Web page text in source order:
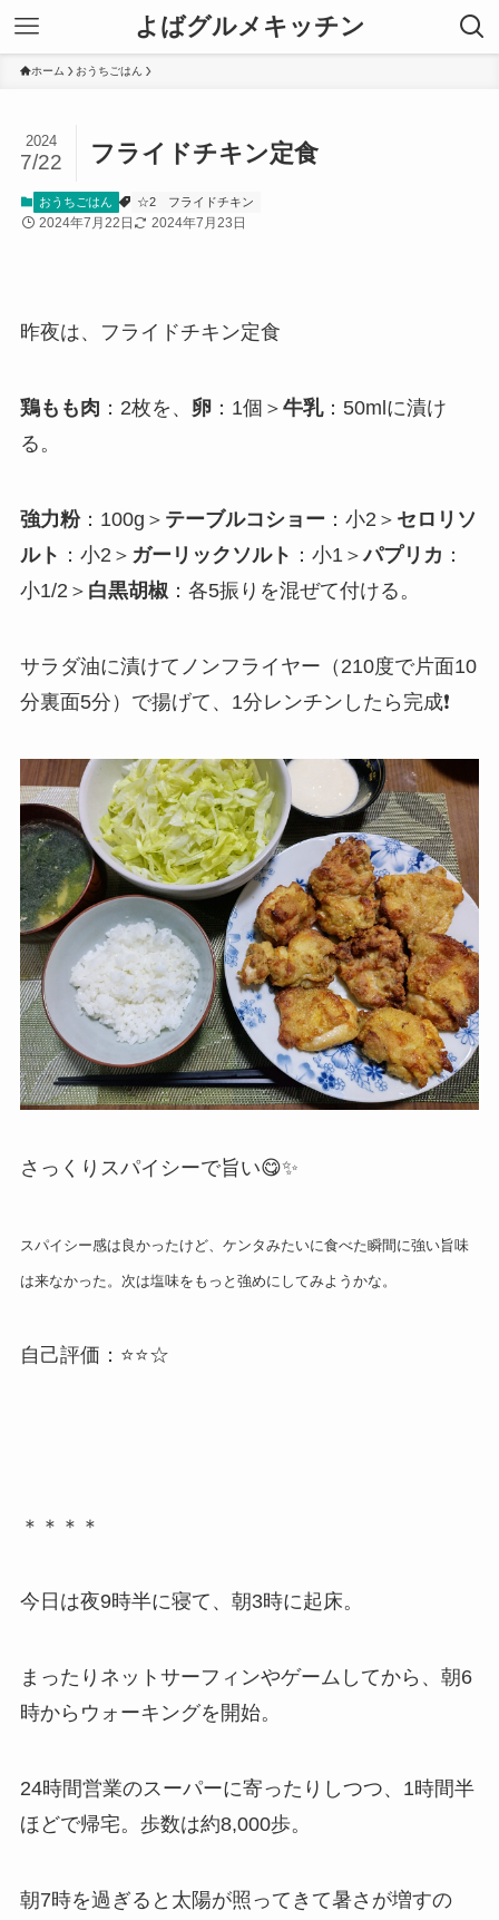
よばグルメキッチン
ホーム おうちごはん
フライドチキン定食
2024
7/22
おうちごはん ☆2 フライドチキン
2024年7月22日 2024年7月23日
昨夜は、フライドチキン定食
鶏もも肉 ：2枚を、 卵：1個＞ 牛乳：50mlに漬け
る。
強力粉：100g＞ テーブルコショー ：小2＞ セロリソ
ルト ：小2＞ ガーリックソルト ：小1＞パプリカ ：
小1/2＞ 白黒胡椒 ：各5振りを混ぜて付ける。
サラダ油に漬けてノンフライヤー（210度で片面10
分裏面5分）で揚げて、1分レンチンしたら完成❗
さっくりスパイシーで旨い😋✨
スパイシー感は良かったけど、ケンタみたいに食べた瞬間に強い旨味
は来なかった。次は塩味をもっと強めにしてみようかな。
自己評価：⭐⭐☆
＊＊＊＊
今日は夜9時半に寝て、朝3時に起床。
まったりネットサーフィンやゲームしてから、朝6
時からウォーキングを開始。
24時間営業のスーパーに寄ったりしつつ、1時間半
ほどで帰宅。歩数は約8,000歩。
朝7時を過ぎると太陽が照ってきて暑さが増すの